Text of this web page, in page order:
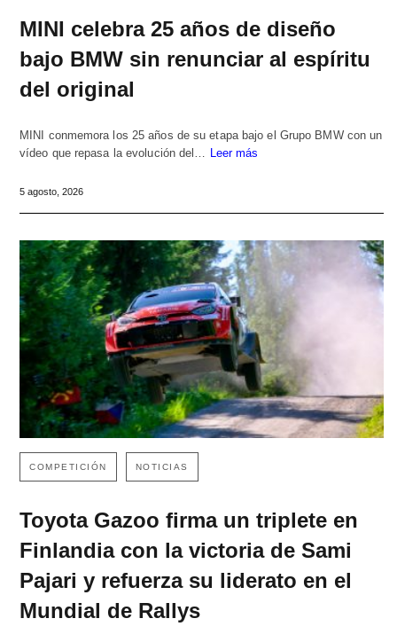
MINI celebra 25 años de diseño
bajo BMW sin renunciar al espíritu
del original
MINI conmemora los 25 años de su etapa bajo el Grupo BMW con un
vídeo que repasa la evolución del… Leer más
5 agosto, 2026
COMPETICIÓN NOTICIAS
Toyota Gazoo firma un triplete en
Finlandia con la victoria de Sami
Pajari y refuerza su liderato en el
Mundial de Rallys